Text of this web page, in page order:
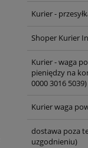
Kurier -
Shoper Kurier
Kurier - waga
pieniędzy na
0000 3016 5039)
Kurier waga
dostawa poza
uzgodnieniu)